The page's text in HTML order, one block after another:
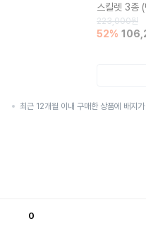
스킬렛 3종 (
223,000원
52%
최근 12개월 이내 구매한 상품에 배지
0